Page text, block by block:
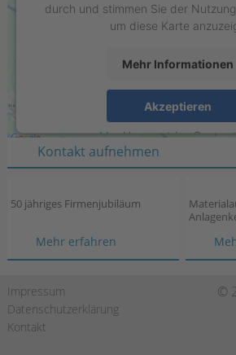
durch und stimmen Sie der
um diese Karte
Mehr Informationen
Akzeptieren
powered byUsercentrics
Raiffeisenring 35-37
D-46395 Bocholt
Kontakt aufnehmen
50 jähriges Firmenjubiläum
Mehr erfahren
jähriges
Navigation
überspringen
Impressum
Datenschutzerklärung
Kontakt
©